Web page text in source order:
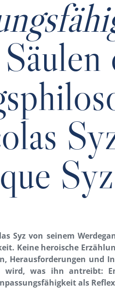
Syz
Syz von seinem
Keine heroische
Herausforderungen und
wird, was ihn antreibt:
als